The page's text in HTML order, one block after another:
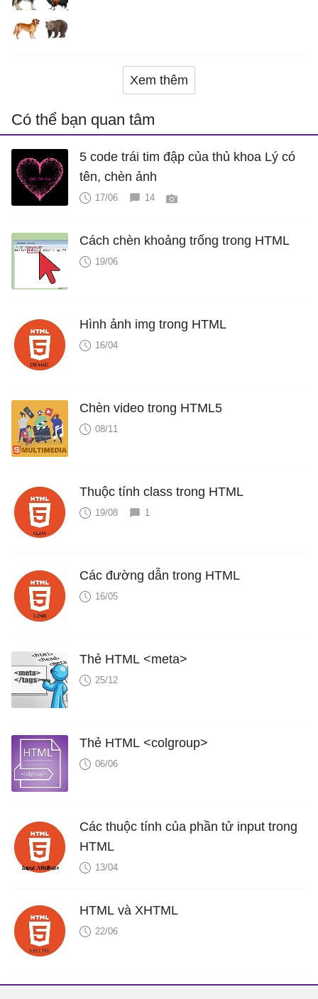
Xem thêm
Có thể bạn quan tâm
5 code trái tim đập của thủ khoa Lý có
tên, chèn ảnh
17/06 14
Cách chèn khoảng trống trong HTML
19/06
Hình ảnh img trong HTML
16/04
Chèn video trong HTML5
08/11
Thuộc tính class trong HTML
19/08 1
Các đường dẫn trong HTML
16/05
Thẻ HTML <meta>
25/12
Thẻ HTML <colgroup>
06/06
Các thuộc tính của phần tử input trong
HTML
13/04
HTML và XHTML
22/06